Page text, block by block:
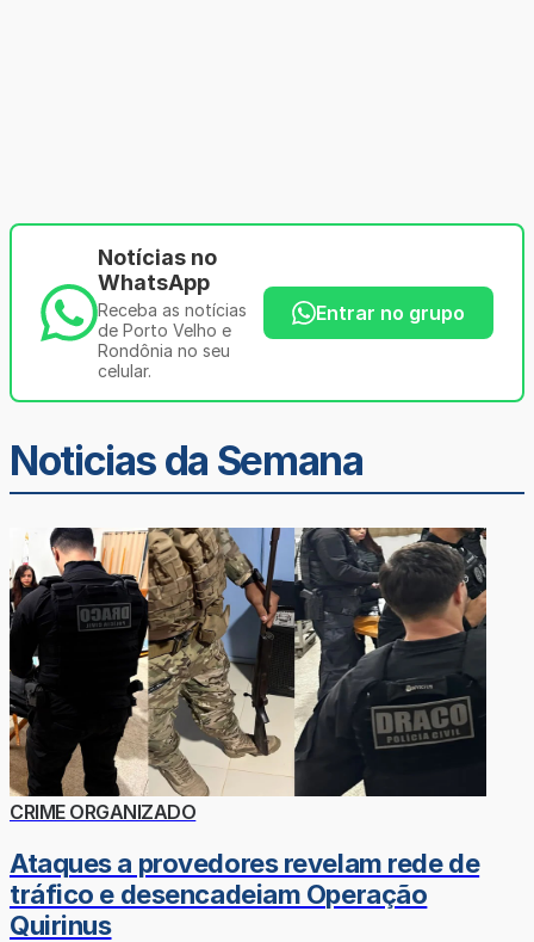
Notícias no
WhatsApp
Receba as notícias
de Porto Velho e
Rondônia no seu
celular.
Entrar no grupo
Noticias da Semana
CRIME ORGANIZADO
Ataques a provedores revelam rede de
tráfico e desencadeiam Operação
Quirinus